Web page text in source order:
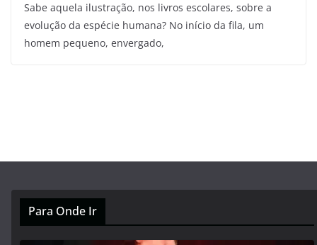
Sabe aquela ilustração, nos livros escolares, sobre a
evolução da espécie humana? No início da fila, um
homem pequeno, envergado,
Para Onde Ir